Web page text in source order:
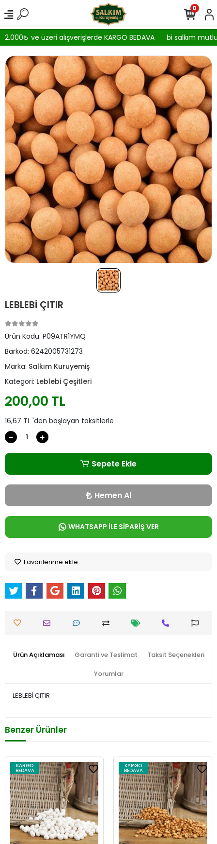
2.000₺ ve üzeri alışverişlerde KARGO BEDAVA bi salkım
0
LEBLEBİ ÇITIR
Ürün Kodu: P09ATR1YMQ
Barkod: 6242005731273
Marka: Salkım Kuruyemiş
Kategori: Leblebi Çeşitleri
200,00 TL
16,67 TL 'den başlayan taksitlerle
Sepete Ekle
Hemen Al
WHATSAPP İLE SİPARİŞ VER
Favorilerime ekle
Ürün Açıklaması Garanti ve Teslimat Taksit Seçenekleri
Yorumlar
LEBLEBİ ÇITIR
Benzer Ürünler
KARGO
BEDAVA
KARGO
BEDAVA